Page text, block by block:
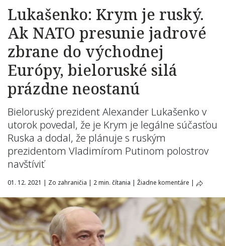
Lukašenko: Krym je ruský.
Ak NATO presunie jadrové
zbrane do východnej
Európy, bieloruské silá
prázdne neostanú
Bieloruský prezident Alexander Lukašenko v
utorok povedal, že je Krym je legálne súčasťou
Ruska a dodal, že plánuje s ruským
prezidentom Vladimírom Putinom polostrov
navštíviť
01. 12. 2021 | Zo zahraničia | 2 min. čítania | Žiadne komentáre |